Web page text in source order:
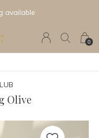
0
available
Olive